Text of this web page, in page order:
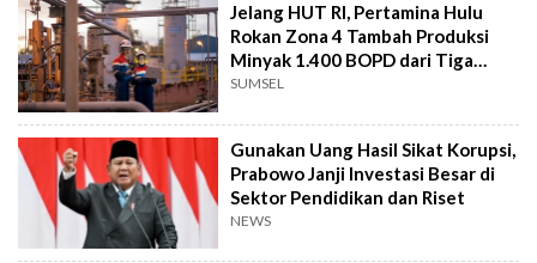
Jelang HUT RI, Pertamina Hulu
Rokan Zona 4 Tambah Produksi
Minyak 1.400 BOPD dari Tiga
Sumur Baru
SUMSEL
Gunakan Uang Hasil Sikat Korupsi,
Prabowo Janji Investasi Besar di
Sektor Pendidikan dan Riset
NEWS